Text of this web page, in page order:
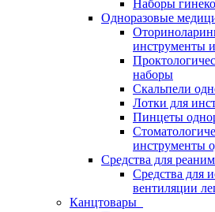
Наборы
Одноразовые
инструменты
наборы
Скальпели
Лотки для
Пинцеты
инструменты
Средства для
Средства для
вентиляции
Канцтовары